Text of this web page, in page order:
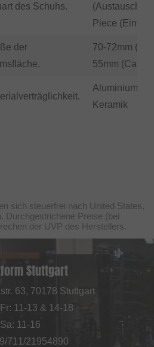
des Schuhs.
Piece
der
70-72mm (V-
55mm (Canti/
Aluminium,
Keramik
sich steuerfrei nach United States,
Durchgestrichene Preise (bei
der UVP des Herstellers.
Stuttgart
63, 70178 Stuttgart
11-13 & 14-18
Sa: 11-16
711/21954890